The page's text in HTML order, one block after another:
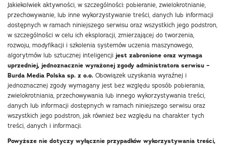
Jakiekolwiek aktywności, w szczególności: pobieranie, zwielokrotnianie,
przechowywanie, lub inne wykorzystywanie treści, danych lub informacji
dostępnych w ramach niniejszego serwisu oraz wszystkich jego podstron,
w szczególności w celu ich eksploracji, zmierzającej do tworzenia,
rozwoju, modyfikacji i szkolenia systemów uczenia maszynowego,
algorytmów lub sztucznej inteligencji jest zabronione oraz wymaga
uprzedniej, jednoznacznie wyrażonej zgody administratora serwisu –
Burda Media Polska sp. z o.o. Obowiązek uzyskania wyraźnej i
jednoznacznej zgody wymagany jest bez względu sposób pobierania,
zwielokrotniania, przechowywania lub innego wykorzystywania treści,
danych lub informacji dostępnych w ramach niniejszego serwisu oraz
wszystkich jego podstron, jak również bez względu na charakter tych
treści, danych i informacji.
Powyższe nie dotyczy wyłącznie przypadków wykorzystywania treści,